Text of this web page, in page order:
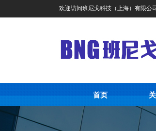
欢迎访问班尼戈科技（上海）有限公
首页